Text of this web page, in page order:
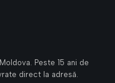
Peste 15 ani de
direct la adresă.